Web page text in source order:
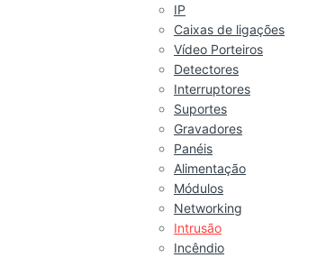
IP
Caixas de ligações
Vídeo Porteiros
Detectores
Interruptores
Suportes
Gravadores
Panéis
Alimentação
Módulos
Networking
Intrusão
Incêndio